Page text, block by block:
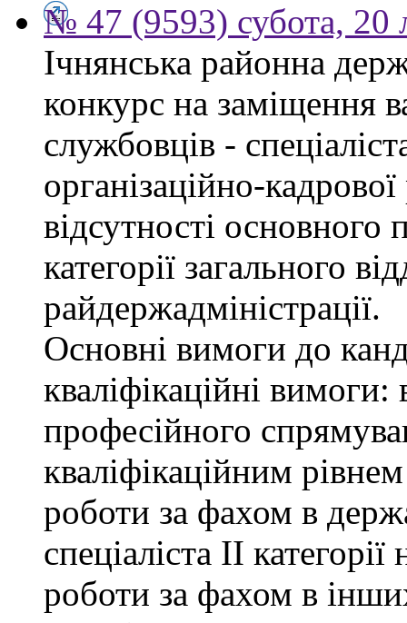
№ 47 (9593) субота, 20
Ічнянська районна
конкурс на заміщення
службовців -
організаційно-
відсутності основного
категорії загального
райдержадміністрації.
Основні вимоги до
кваліфікаційні
професійного
кваліфікаційним
роботи за фахом в
спеціаліста ІІ
роботи за фахом в